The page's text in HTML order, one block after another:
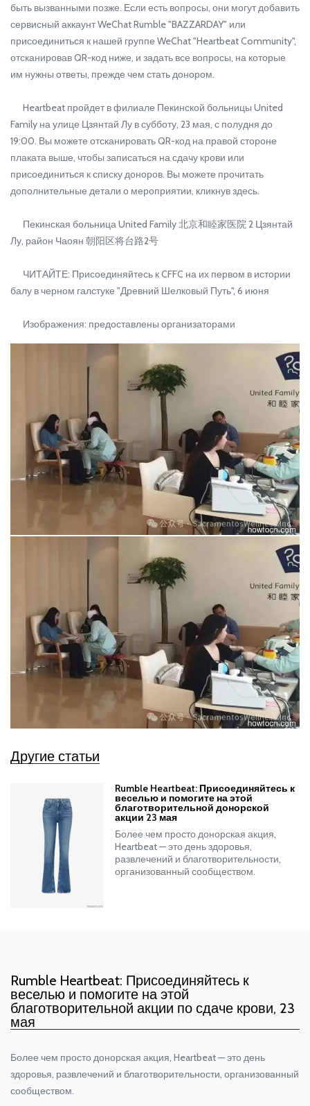
быть вызванными позже. Если есть вопросы, они могут добавить
сервисный аккаунт WeChat Rumble "BAZZARDAY" или
присоединиться к нашей группе WeChat "Heartbeat Community",
отсканировав QR-код ниже, и задать все вопросы, на которые
им нужны ответы, прежде чем стать донором.
Heartbeat пройдет в филиале Пекинской больницы United
Family на улице Цзянтай Лу в субботу, 23 мая, с полудня до
19:00. Вы можете отсканировать QR-код на правой стороне
плаката выше, чтобы записаться на сдачу крови или
присоединиться к списку доноров. Вы можете прочитать
дополнительные детали о мероприятии, кликнув здесь.
Пекинская больница United Family 北京和睦家医院 2 Цзянтай
Лу, район Чаоян 朝阳区将台路2号
ЧИТАЙТЕ: Присоединяйтесь к CFFC на их первом в истории
балу в черном галстуке "Древний Шелковый Путь", 6 июня
Изображения: предоставлены организаторами
Другие статьи
Rumble Heartbeat: Присоединяйтесь к
веселью и помогите на этой
благотворительной донорской
акции 23 мая
Более чем просто донорская акция,
Heartbeat — это день здоровья,
развлечений и благотворительности,
организованный сообществом.
Rumble Heartbeat: Присоединяйтесь к
веселью и помогите на этой
благотворительной акции по сдаче крови, 23
мая
Более чем просто донорская акция, Heartbeat — это день
здоровья, развлечений и благотворительности, организованный
сообществом.